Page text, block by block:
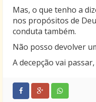
Mas, o que tenho a
nos propósitos de
conduta também.
Não posso devolver
A decepção vai